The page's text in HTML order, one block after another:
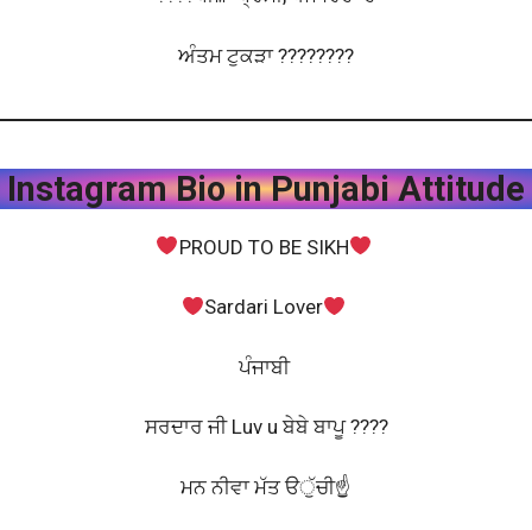
ਅੰਤਮ ਟੁਕੜਾ ????????️
Instagram Bio in Punjabi Attitude
PROUD TO BE SIKH
Sardari Lover
ਪੰਜਾਬੀ
ਸਰਦਾਰ ਜੀ Luv u ਬੇਬੇ ਬਾਪੂ ????
ਮਨ ਨੀਵਾ ਮੱਤ ੳੁੱਚੀ☝